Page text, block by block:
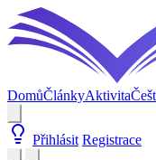
DomůČlánkyAktivita
Přihlásit Registrace